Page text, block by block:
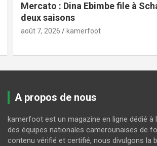
Mercato : Dina Ebimbe file à
deux saisons
août 7, 2026 kamerfoot
A propos de nous
kamerfoot est un magazine en ligne dédié à
des équipes nationales camerounaises de
contenu vérifié et certifié, nous divulgons la